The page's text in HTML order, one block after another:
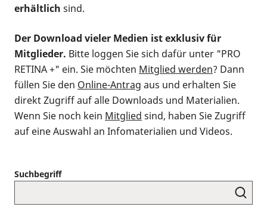
erhältlich sind.
Der Download vieler Medien ist exklusiv für
Mitglieder. Bitte loggen Sie sich dafür unter "PRO
RETINA +" ein. Sie möchten Mitglied werden? Dann
füllen Sie den Online-Antrag aus und erhalten Sie
direkt Zugriff auf alle Downloads und Materialien.
Wenn Sie noch kein Mitglied sind, haben Sie Zugriff
auf eine Auswahl an Infomaterialien und Videos.
Suchbegriff